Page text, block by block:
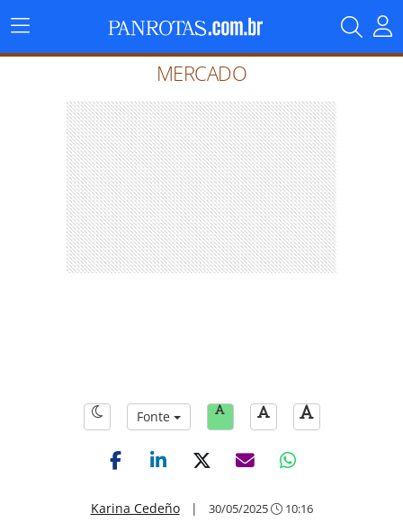
Menu
Principal
MERCADO
Fonte
Karina Cedeño| 30/05/2025 10:16